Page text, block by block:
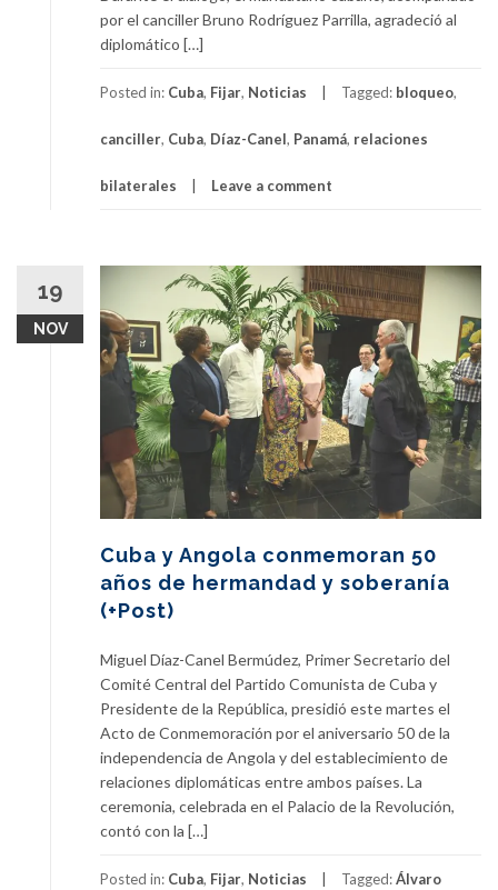
por el canciller Bruno Rodríguez Parrilla, agradeció al
diplomático […]
Posted in: Cuba, Fijar, Noticias Tagged: bloqueo,
canciller, Cuba, Díaz-Canel, Panamá, relaciones
bilaterales Leave a comment
19
NOV
Cuba y Angola conmemoran 50
años de hermandad y soberanía
(+Post)
Miguel Díaz-Canel Bermúdez, Primer Secretario del
Comité Central del Partido Comunista de Cuba y
Presidente de la República, presidió este martes el
Acto de Conmemoración por el aniversario 50 de la
independencia de Angola y del establecimiento de
relaciones diplomáticas entre ambos países. La
ceremonia, celebrada en el Palacio de la Revolución,
contó con la […]
Posted in: Cuba, Fijar, Noticias Tagged:Álvaro